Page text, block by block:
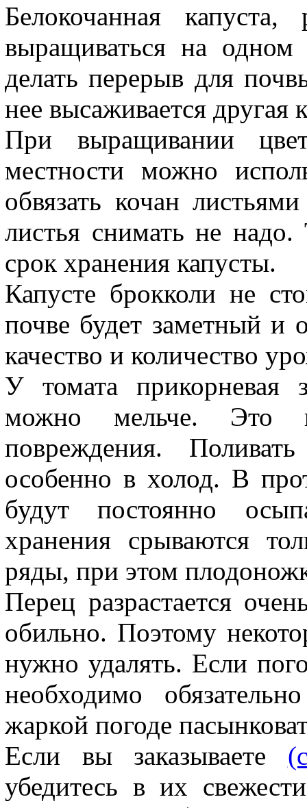
Белокочанная
выращиваться на одном
делать перерыв для
нее высаживается другая
При выращивании
местности можно
обвязать кочан
листья снимать не
срок хранения капусты.
Капусте брокколи не
почве будет заметный и
качество и количество
У томата прикорневая
можно мельче. Это
повреждения.
особенно в холод. В
будут постоянно
хранения срываются
ряды, при этом
Перец разрастается
обильно. Поэтому
нужно удалять. Если
необходимо
жаркой погоде
Если вы заказываете
убедитесь в их